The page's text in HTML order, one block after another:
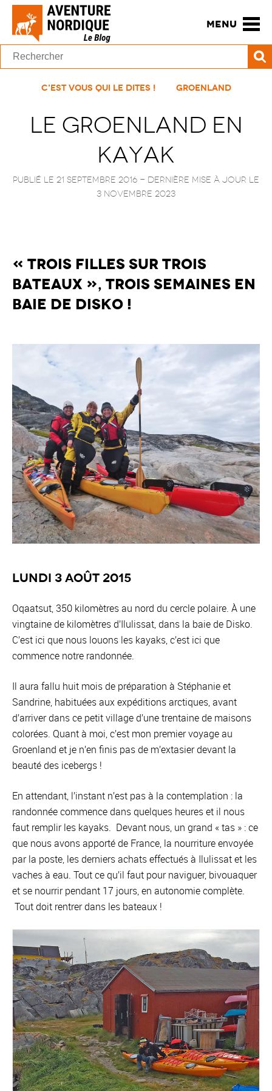
MENU
C'est vous qui le dites ! Groenland
Le Groenland en
kayak
Publié le 21 septembre 2016 - Dernière mise à jour le
3 novembre 2023
« Trois filles sur trois
bateaux », trois semaines en
baie de Disko !
Lundi 3 août 2015
Oqaatsut, 350 kilomètres au nord du cercle polaire. À une
vingtaine de kilomètres d’Ilulissat, dans la baie de Disko.
C’est ici que nous louons les kayaks, c’est ici que
commence notre randonnée.
Il aura fallu huit mois de préparation à Stéphanie et
Sandrine, habituées aux expéditions arctiques, avant
d’arriver dans ce petit village d’une trentaine de maisons
colorées. Quant à moi, c’est mon premier voyage au
Groenland et je n’en finis pas de m’extasier devant la
beauté des icebergs !
En attendant, l’instant n’est pas à la contemplation : la
randonnée commence dans quelques heures et il nous
faut remplir les kayaks. Devant nous, un grand « tas » : ce
que nous avons apporté de France, la nourriture envoyée
par la poste, les derniers achats effectués à Ilulissat et les
vaches à eau. Tout ce qu’il faut pour naviguer, bivouaquer
et se nourrir pendant 17 jours, en autonomie complète.
Tout doit rentrer dans les bateaux !